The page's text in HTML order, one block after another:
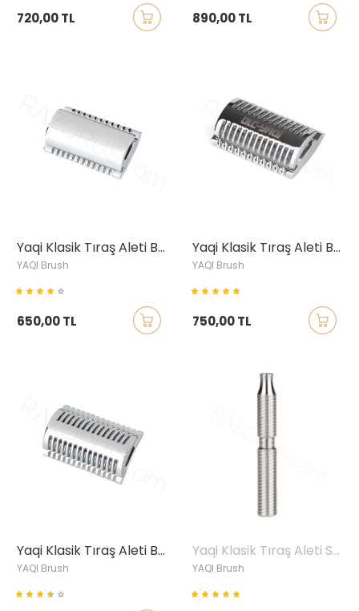
720,00 TL 890,00 TL
Yaqi Klasik Tıraş Aleti Başlığı, Flipside, Krom
YAQI Brush
650,00 TL
Yaqi Klasik Tıraş Aleti Başlığı, Beast, Krom
YAQI Brush
750,00 TL
Yaqi Klasik Tıraş Aleti Başlığı, Mellon, Krom
YAQI Brush
Yaqi Klasik Tıraş Aleti Sapı, Paslanmaz Çelik
YAQI Brush